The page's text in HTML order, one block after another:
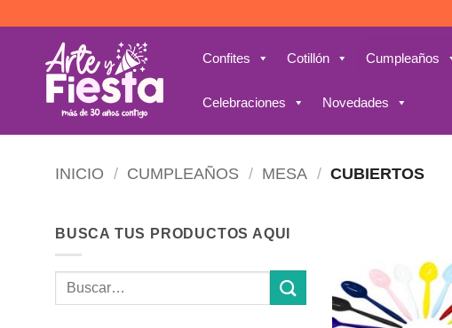
contenido
Confites Cotillón Cumpleaños
Celebraciones Novedades
INICIO / CUMPLEAÑOS / MESA / CUBIERTOS
BUSCA TUS PRODUCTOS AQUI
Buscar